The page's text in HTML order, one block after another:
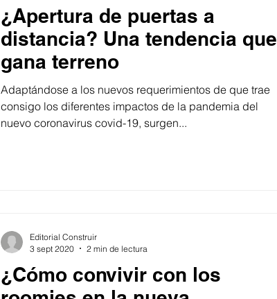
¿Apertura de puertas a
distancia? Una tendencia que
gana terreno
Adaptándose a los nuevos requerimientos de que trae
consigo los diferentes impactos de la pandemia del
nuevo coronavirus covid-19, surgen...
¿Cómo convivir con los
Editorial Construir
3 sept 2020
2 min de lectura